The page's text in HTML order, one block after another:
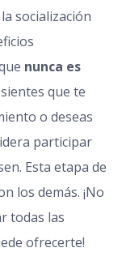
socialización
nunca es
que te
o deseas
participar
Esta etapa de
los demás. ¡No
todas las
ofrecerte!